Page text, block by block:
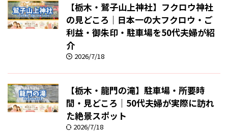
【栃木・鷲子山上神社】フクロウ神社
の見どころ｜日本一の大フクロウ・ご
利益・御朱印・駐車場を50代夫婦が紹
介
2026/7/18
【栃木・龍門の滝】駐車場・所要時
間・見どころ｜50代夫婦が実際に訪れ
た絶景スポット
2026/7/18